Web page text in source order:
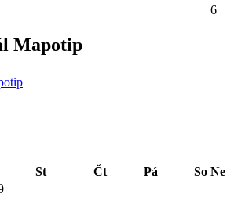
6
Mapotip
St Čt Pá So Ne